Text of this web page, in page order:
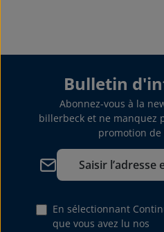
Bulletin
Abonnez-vous à la
billerbeck et ne manquez
promotion
Adresse e-mail*
En sélectionnant
que vous avez lu nos